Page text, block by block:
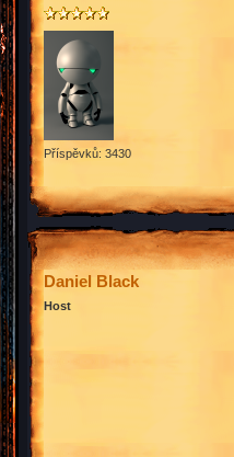
Příspěvků: 3430
Daniel Black
Host